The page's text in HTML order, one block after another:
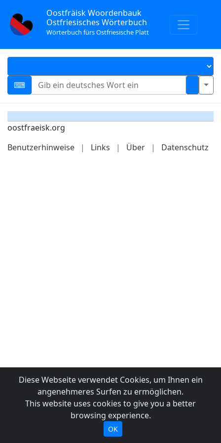
Oostfräisk Woordenbauk
Ostfriesisches Wörterbuch
Wörterbuch fürs Ostfriesische Platt
oostfraeisk.org
Benutzerhinweise
| Links | Über | Datenschutz
Diese Webseite verwendet Cookies, um Ihnen ein
angenehmeres Surfen zu ermöglichen.
This website uses cookies to give you a better
browsing experience.
OK